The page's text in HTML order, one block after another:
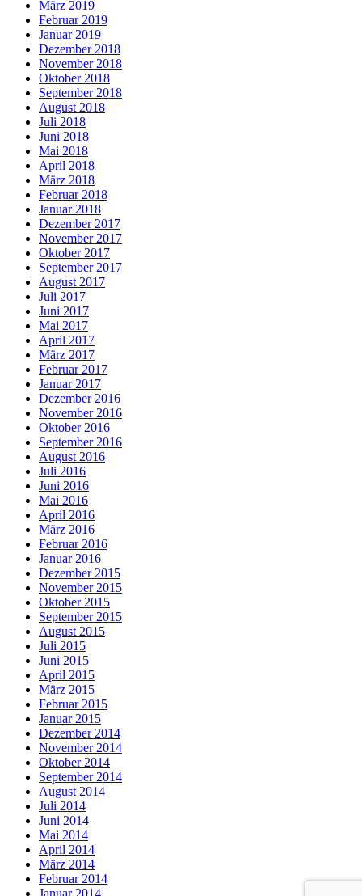
März 2019
Februar 2019
Januar 2019
Dezember 2018
November 2018
Oktober 2018
September 2018
August 2018
Juli 2018
Juni 2018
Mai 2018
April 2018
März 2018
Februar 2018
Januar 2018
Dezember 2017
November 2017
Oktober 2017
September 2017
August 2017
Juli 2017
Juni 2017
Mai 2017
April 2017
März 2017
Februar 2017
Januar 2017
Dezember 2016
November 2016
Oktober 2016
September 2016
August 2016
Juli 2016
Juni 2016
Mai 2016
April 2016
März 2016
Februar 2016
Januar 2016
Dezember 2015
November 2015
Oktober 2015
September 2015
August 2015
Juli 2015
Juni 2015
April 2015
März 2015
Februar 2015
Januar 2015
Dezember 2014
November 2014
Oktober 2014
September 2014
August 2014
Juli 2014
Juni 2014
Mai 2014
April 2014
März 2014
Februar 2014
Januar 2014